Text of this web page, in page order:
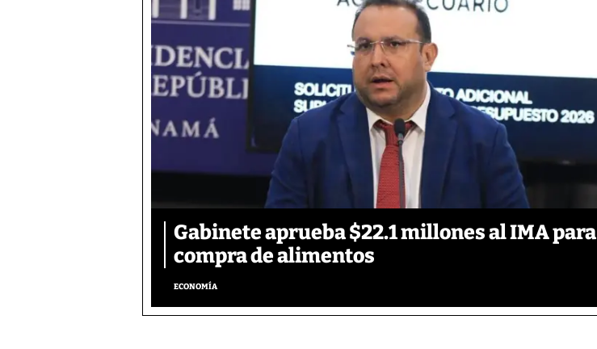
Gabinete aprueba $22.1 millones al IMA para
compra de alimentos
ECONOMÍA